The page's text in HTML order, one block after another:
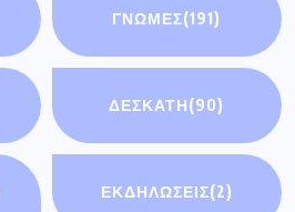
ΓΝΩΜΕΣ(191)
ΔΕΣΚΑΤΗ(90)
ΕΚΔΗΛΩΣΕΙΣ(2)